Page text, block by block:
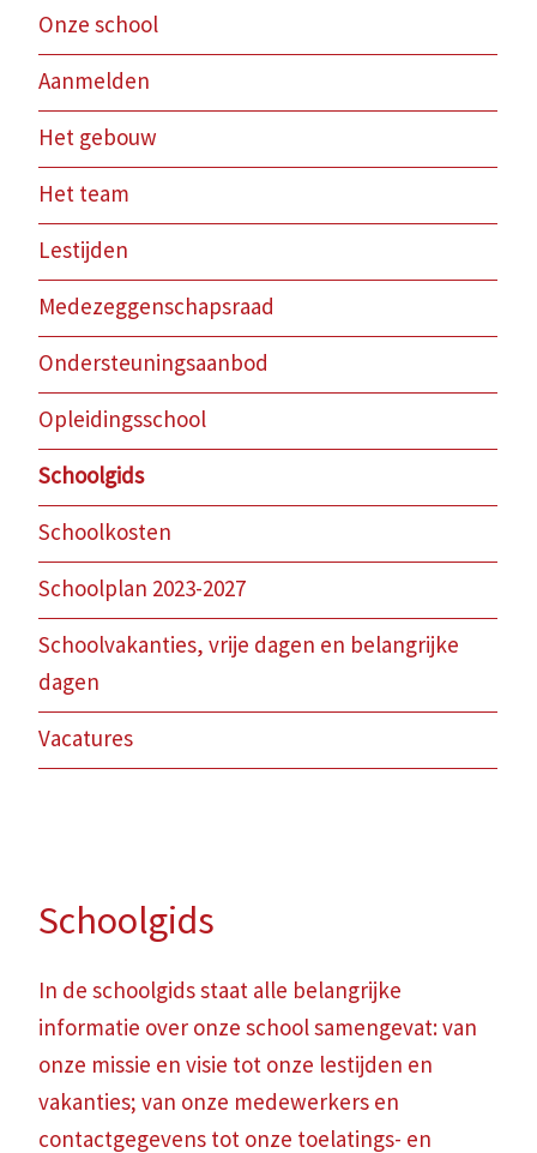
Onze school
Aanmelden
Het gebouw
Het team
Lestijden
Medezeggenschapsraad
Ondersteuningsaanbod
Opleidingsschool
Schoolgids
Schoolkosten
Schoolplan 2023-2027
Schoolvakanties, vrije dagen en belangrijke
dagen
Vacatures
Schoolgids
In de schoolgids staat alle belangrijke
informatie over onze school samengevat: van
onze missie en visie tot onze lestijden en
vakanties; van onze medewerkers en
contactgegevens tot onze toelatings- en